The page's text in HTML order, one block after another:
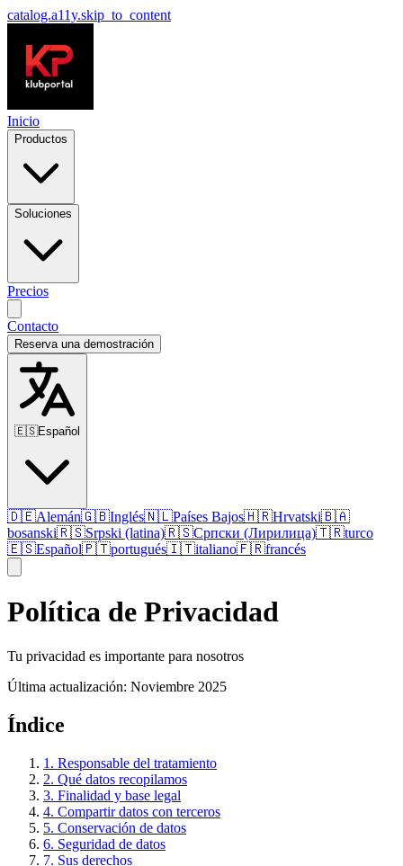
catalog.a11y.skip_to_content
Inicio
Productos
Soluciones
Precios
Contacto
Reserva una demostración
🇪🇸Español
🇩🇪Alemán🇬🇧Inglés🇳🇱Países Bajos🇭🇷Hrvatski🇧🇦
bosanski🇷🇸Srpski (latina)🇷🇸Српски (Лирилица)🇹🇷turco
🇪🇸Español🇵🇹portugués🇮🇹italiano🇫🇷francés
Política de Privacidad
Tu privacidad es importante para nosotros
Última actualización: Noviembre 2025
Índice
1. Responsable del tratamiento
2. Qué datos recopilamos
3. Finalidad y base legal
4. Compartir datos con terceros
5. Conservación de datos
6. Seguridad de datos
7. Sus derechos